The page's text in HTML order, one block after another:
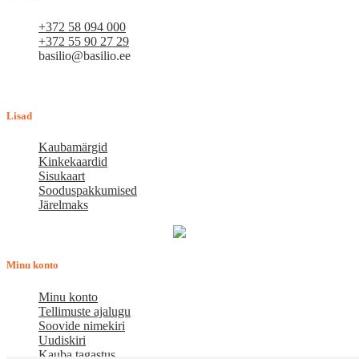
+372 58 094 000
+372 55 90 27 29
basilio@basilio.ee
Lisad
Kaubamärgid
Kinkekaardid
Sisukaart
Sooduspakkumised
Järelmaks
Minu konto
Minu konto
Tellimuste ajalugu
Soovide nimekiri
Uudiskiri
Kauba tagastus